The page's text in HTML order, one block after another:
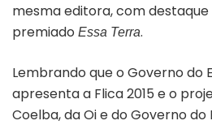
mesma editora, com
premiado Essa Terra.
Lembrando que o Governo do
apresenta a Flica 2015 e o
Coelba, da Oi e do Governo